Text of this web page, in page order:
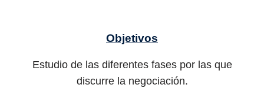
Objetivos
Estudio de las diferentes fases por las que
discurre la negociación.